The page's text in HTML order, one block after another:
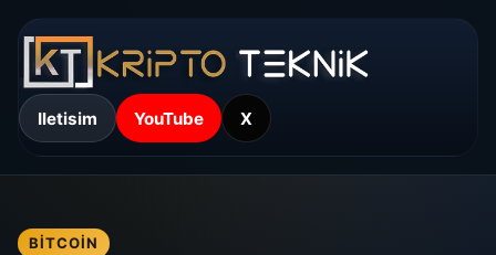
Iletisim YouTube X
BITCOIN